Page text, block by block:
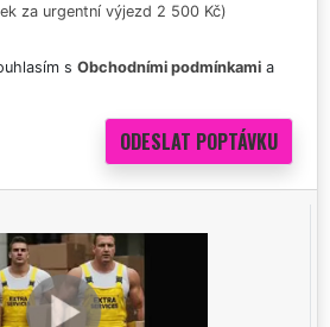
za urgentní výjezd 2 500 Kč)
s Obchodními podmínkami a